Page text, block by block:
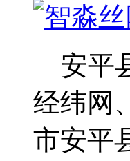
安平
经纬网
市安平